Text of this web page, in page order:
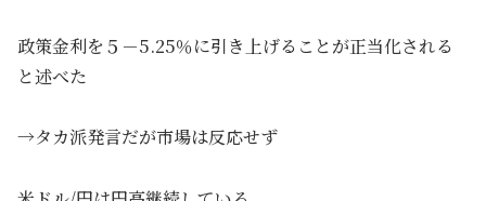
政策金利を５－5.25％に引き上げることが正当化される
と述べた
→タカ派発言だが市場は反応せず